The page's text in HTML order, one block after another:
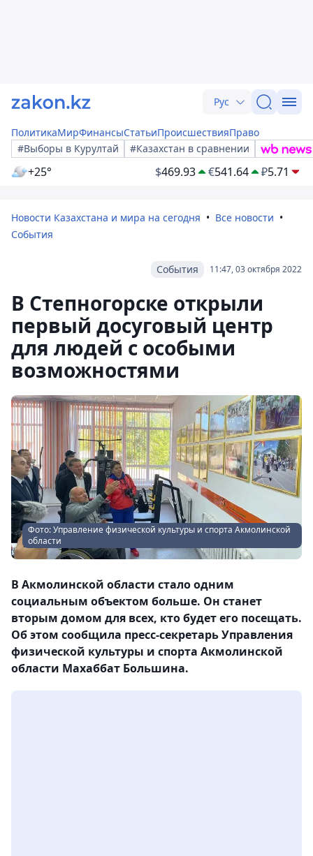
Рус
ПолитикаМирФинансыСтатьиПроисшествияПраво
#Выборы в Курултай
#Казахстан в сравнении
+25° $469.93 €541.64 ₽5.71
Новости Казахстана и мира на сегодня
Все новости
События
11:47, 03 октября 2022
События
В Степногорске открыли
первый досуговый центр
для людей с особыми
возможностями
Фото: Управление физической культуры и спорта Акмолинской
области
В Акмолинской области стало одним
социальным объектом больше. Он станет
вторым домом для всех, кто будет его посещать.
Об этом сообщила пресс-секретарь Управления
физической культуры и спорта Акмолинской
области Махаббат Большина.